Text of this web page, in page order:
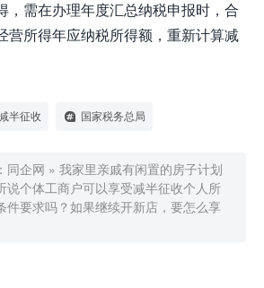
，需在办理年度汇总纳税申报时，合
营所得年应纳税所得额，重新计算减
半征收 国家税务总局
同企网 » 我家里亲戚有闲置的房子计划
说个体工商户可以享受减半征收个人所
件要求吗？如果继续开新店，要怎么享